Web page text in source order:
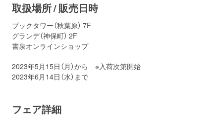
取扱場所 / 販売日時
ブックタワー（秋葉原） 7F
グランデ（神保町） 2F
書泉オンラインショップ
2023年5月15日（月）から ※入荷次第開始
2023年6月14日（水）まで
フェア詳細